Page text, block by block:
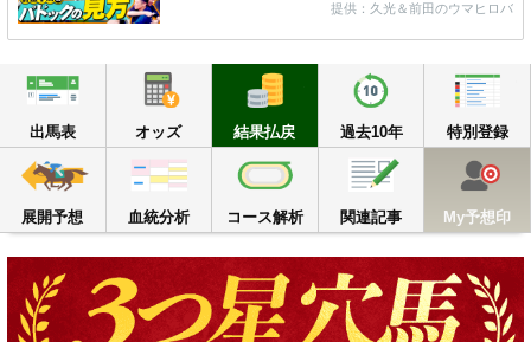
提供：久光＆前田のウマヒロバ
出馬表 オッズ
結果払戻
結果払戻
過去10年
過去10年
特別登録
展開予想
展開予想
血統分析
血統分析
コース解析
コース解析
関連記事
関連記事 My予想印